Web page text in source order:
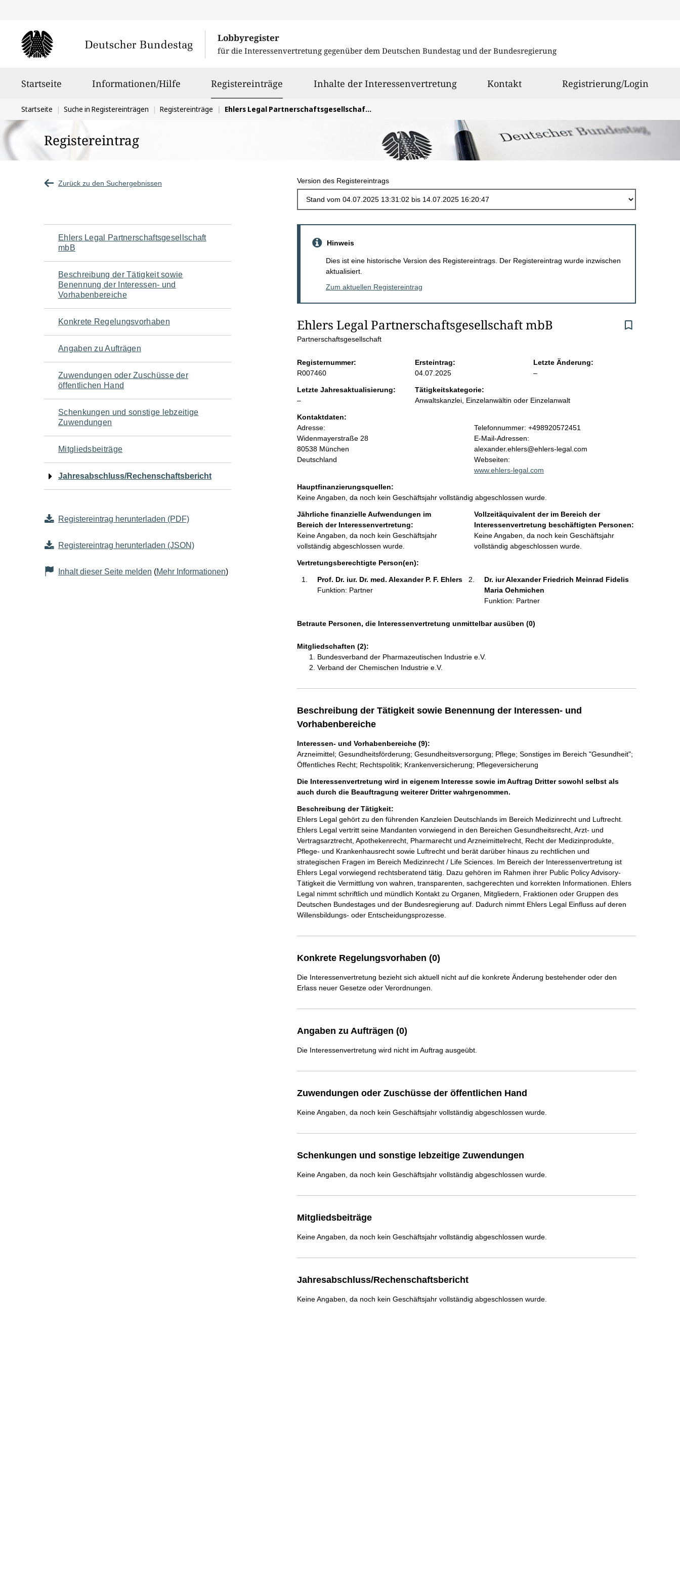
Lobbyregister
für die Interessenvertretung gegenüber dem Deutschen Bundestag und der Bundesregierung
Startseite Informationen/Hilfe Registereinträge ausgewähltInhalte der Interessenvertretung Kontakt Registrierung/Login
Sie
befinden
sich
hier:
Startseite Suche in Registereinträgen Registereinträge Ehlers Legal Partnerschaftsgesellschaft mbB
Registereintrag
Zurück zu den Suchergebnissen Version des Registereintrags
Navigation
für
den
Seiteninhalt
Ehlers Legal Partnerschaftsgesellschaft
mbB
Beschreibung der Tätigkeit sowie
Benennung der Interessen- und
Vorhabenbereiche
Konkrete Regelungsvorhaben
Angaben zu Aufträgen
Zuwendungen oder Zuschüsse der
öffentlichen Hand
Schenkungen und sonstige lebzeitige
Zuwendungen
Mitgliedsbeiträge
Jahresabschluss/Rechenschaftsbericht
Registereintrag herunterladen (PDF)
Registereintrag herunterladen (JSON)
Inhalt dieser Seite melden (Mehr Informationen)
e
n
i
n
h
a
l
t
Hinweis
Dies ist eine historische Version des Registereintrags. Der Registereintrag wurde inzwischen
aktualisiert.
Zum aktuellen Registereintrag
Ehlers Legal Partnerschaftsgesellschaft mbB
Partnerschaftsgesellschaft
Registernummer:
R007460
Ersteintrag:
04.07.2025
Letzte Änderung:
–l
r
Letzte Jahresaktualisierung:
–l
e
r
Tätigkeitskategorie:
Anwaltskanzlei, Einzelanwältin oder Einzelanwalt
Kontaktdaten:
Adresse:
Widenmayerstraße 28
80538 München
Deutschland
K
o
n
t
a
n
f
o
r
Telefonnummer: +498920572451
E-Mail-Adressen:
alexander.ehlers@ehlers-legal.com
Webseiten:
www.ehlers-legal.com
Hauptfinanzierungsquellen:
Keine Angaben, da noch kein Geschäftsjahr vollständig abgeschlossen wurde.
Jährliche finanzielle Aufwendungen im
Bereich der Interessenvertretung:
Keine Angaben, da noch kein Geschäftsjahr
vollständig abgeschlossen wurde.
Vollzeitäquivalent der im Bereich der
Interessenvertretung beschäftigten Personen:
Keine Angaben, da noch kein Geschäftsjahr
vollständig abgeschlossen wurde.
Vertretungsberechtigte Person(en):
Prof. Dr. iur. Dr. med. Alexander P. F. Ehlers
Funktion: Partner
Dr. iur Alexander Friedrich Meinrad Fidelis
Maria Oehmichen
Funktion: Partner
Betraute Personen, die Interessenvertretung unmittelbar ausüben (0)
Mitgliedschaften (2):
Bundesverband der Pharmazeutischen Industrie e.V.
Verband der Chemischen Industrie e.V.
Beschreibung der Tätigkeit sowie Benennung der Interessen- und
Vorhabenbereiche
Interessen- und Vorhabenbereiche (9):
Arzneimittel; Gesundheitsförderung; Gesundheitsversorgung; Pflege; Sonstiges im Bereich "Gesundheit";
Öffentliches Recht; Rechtspolitik; Krankenversicherung; Pflegeversicherung
Die Interessenvertretung wird in eigenem Interesse sowie im Auftrag Dritter sowohl selbst als
auch durch die Beauftragung weiterer Dritter wahrgenommen.
Beschreibung der Tätigkeit:
Ehlers Legal gehört zu den führenden Kanzleien Deutschlands im Bereich Medizinrecht und Luftrecht.
Ehlers Legal vertritt seine Mandanten vorwiegend in den Bereichen Gesundheitsrecht, Arzt- und
Vertragsarztrecht, Apothekenrecht, Pharmarecht und Arzneimittelrecht, Recht der Medizinprodukte,
Pflege- und Krankenhausrecht sowie Luftrecht und berät darüber hinaus zu rechtlichen und
strategischen Fragen im Bereich Medizinrecht / Life Sciences. Im Bereich der Interessenvertretung ist
Ehlers Legal vorwiegend rechtsberatend tätig. Dazu gehören im Rahmen ihrer Public Policy Advisory-
Tätigkeit die Vermittlung von wahren, transparenten, sachgerechten und korrekten Informationen. Ehlers
Legal nimmt schriftlich und mündlich Kontakt zu Organen, Mitgliedern, Fraktionen oder Gruppen des
Deutschen Bundestages und der Bundesregierung auf. Dadurch nimmt Ehlers Legal Einfluss auf deren
Willensbildungs- oder Entscheidungsprozesse.
Konkrete Regelungsvorhaben (0)
Die Interessenvertretung bezieht sich aktuell nicht auf die konkrete Änderung bestehender oder den
Erlass neuer Gesetze oder Verordnungen.
Angaben zu Aufträgen (0)
Die Interessenvertretung wird nicht im Auftrag ausgeübt.
Zuwendungen oder Zuschüsse der öffentlichen Hand
Keine Angaben, da noch kein Geschäftsjahr vollständig abgeschlossen wurde.
Schenkungen und sonstige lebzeitige Zuwendungen
Keine Angaben, da noch kein Geschäftsjahr vollständig abgeschlossen wurde.
Mitgliedsbeiträge
Keine Angaben, da noch kein Geschäftsjahr vollständig abgeschlossen wurde.
Jahresabschluss/Rechenschaftsbericht
Keine Angaben, da noch kein Geschäftsjahr vollständig abgeschlossen wurde.